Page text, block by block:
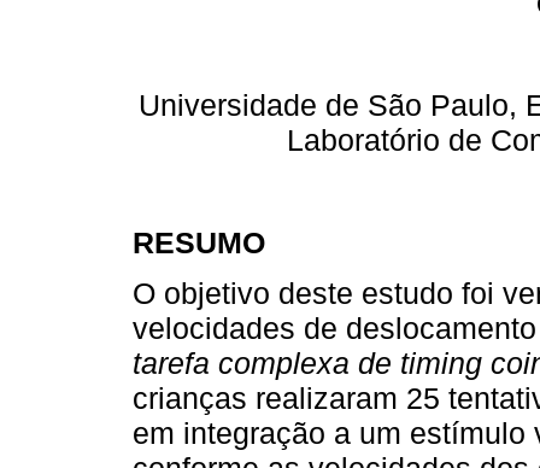
Universidade de São Paulo,
Laboratório de
RESUMO
O objetivo deste estudo foi
velocidades de
tarefa complexa de timing
crianças realizaram 25
em integração a um